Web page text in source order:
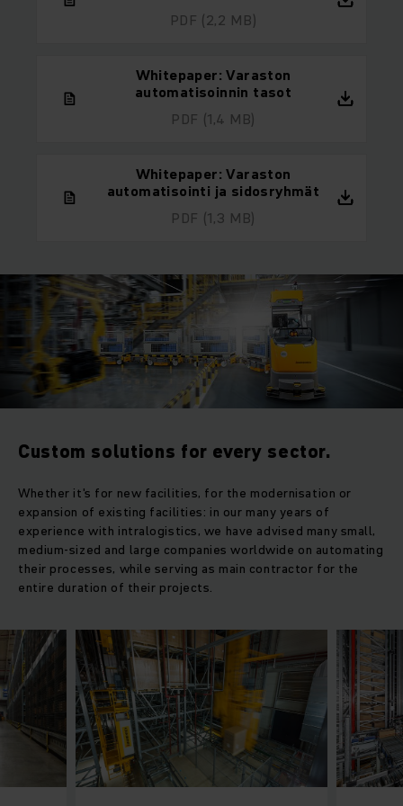
PDF (2,2 MB)
Whitepaper: Varaston
automatisoinnin tasot
PDF (1,4 MB)
Whitepaper: Varaston
automatisointi ja sidosryhmät
PDF (1,3 MB)
Custom solutions for every sector.
Whether it's for new facilities, for the modernisation or
expansion of existing facilities: in our many years of
experience with intralogistics, we have advised many small,
medium-sized and large companies worldwide on automating
their processes, while serving as main contractor for the
entire duration of their projects.